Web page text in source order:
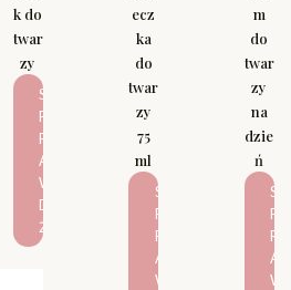
k do
twar
zy
S
P
R
A
W
D
Ź
ecz
ka
do
twar
zy
75
ml
S
P
R
A
W
m
do
twar
zy
na
dzie
ń
S
P
R
A
W